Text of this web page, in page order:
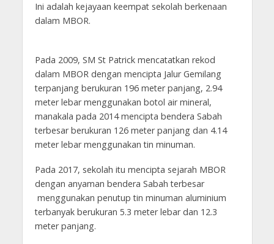
Ini adalah kejayaan keempat sekolah berkenaan
dalam MBOR.
Pada 2009, SM St Patrick mencatatkan rekod
dalam MBOR dengan mencipta Jalur Gemilang
terpanjang berukuran 196 meter panjang, 2.94
meter lebar menggunakan botol air mineral,
manakala pada 2014 mencipta bendera Sabah
terbesar berukuran 126 meter panjang dan 4.14
meter lebar menggunakan tin minuman.
Pada 2017, sekolah itu mencipta sejarah MBOR
dengan anyaman bendera Sabah terbesar
menggunakan penutup tin minuman aluminium
terbanyak berukuran 5.3 meter lebar dan 12.3
meter panjang.